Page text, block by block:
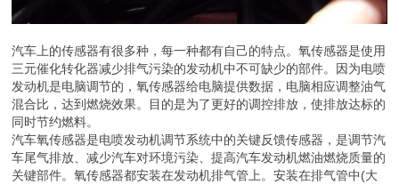
汽车上的传感器有很多种，每一种都有自己的特点。氧传感器是使用